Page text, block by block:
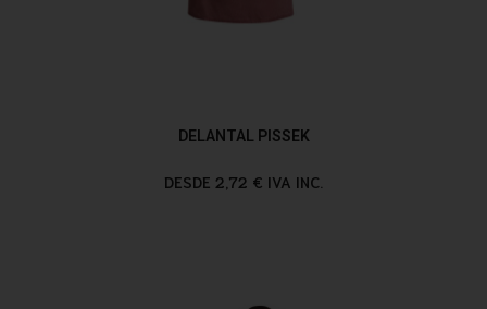
DELANTAL PISSEK
DESDE 2,72 € IVA INC.